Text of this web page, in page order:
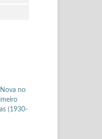
no
(1930-